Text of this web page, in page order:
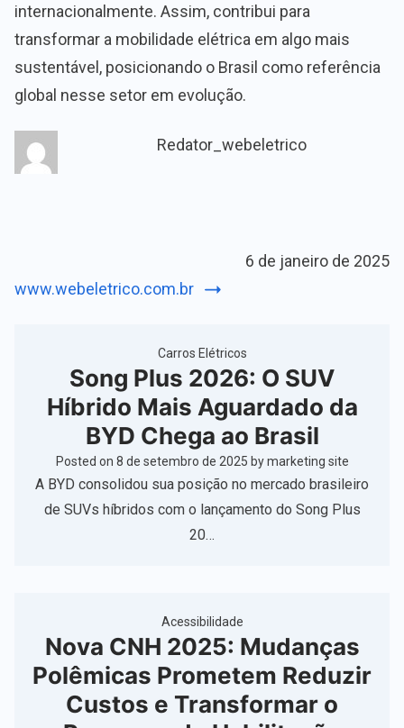
internacionalmente. Assim, contribui para
transformar a mobilidade elétrica em algo mais
sustentável, posicionando o Brasil como referência
global nesse setor em evolução.
Redator_webeletrico
6 de janeiro de 2025
www.webeletrico.com.br
Carros Elétricos
Song Plus 2026: O SUV
Híbrido Mais Aguardado da
BYD Chega ao Brasil
Posted on 8 de setembro de 2025 bymarketing site
A BYD consolidou sua posição no mercado brasileiro
de SUVs híbridos com o lançamento do Song Plus
20…
Acessibilidade
Nova CNH 2025: Mudanças
Polêmicas Prometem Reduzir
Custos e Transformar o